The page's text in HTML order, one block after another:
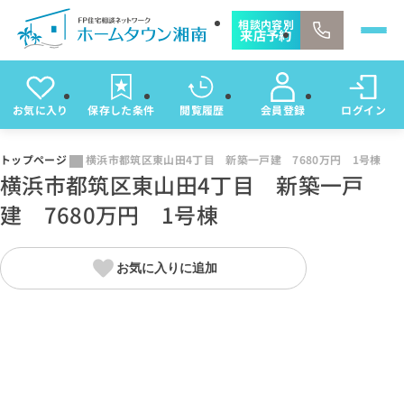
相談内容別
来店予約
お気に入り 保存した条件 閲覧履歴 会員登録 ログイン
トップページ 横浜市都筑区東山田4丁目 新築一戸建 7680万円 1号棟
横浜市都筑区東山田4丁目 新築一戸
建 7680万円 1号棟
お気に入りに追加